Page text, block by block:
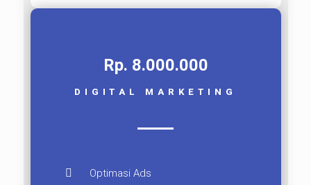
Rp. 8.000.000​
DIGITAL MARKETING
Optimasi Ads